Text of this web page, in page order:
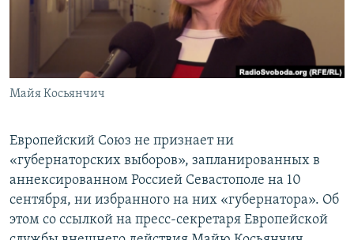
ПОБЕДИТЕЛЕЙ НЕ СУДЯТ?
КРЫМ.НЕПОКОРЕННЫЙ
ELIFBE
УКРАИНСКАЯ ПРОБЛЕМА КРЫМА
ПРИСОЕДИНЯЙТЕСЬ!
Майя Косьянчич
Европейский Союз не признает ни
«губернаторских выборов», запланированных в
аннексированном Россией Севастополе на 10
сентября, ни избранного на них «губернатора». Об
этом со ссылкой на пресс-секретаря Европейской